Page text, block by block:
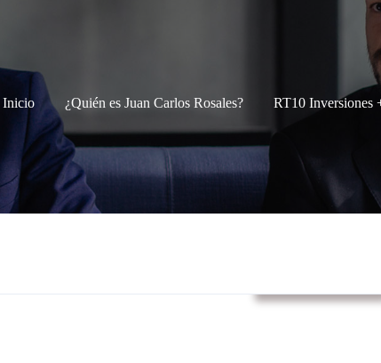
Inicio ¿Quién es Juan Carlos Rosales? RT10 Inversiones